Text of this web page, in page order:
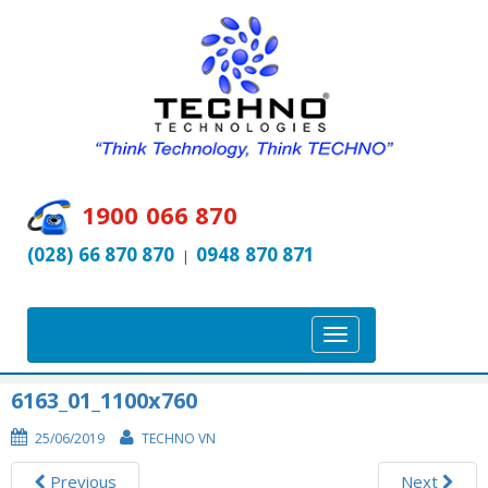
1900 066 870
(028) 66 870 870 | 0948 870 871
T
o
6163_01_1100x760
25/06/2019 TECHNO VN
Previous Next